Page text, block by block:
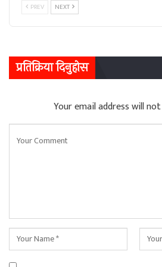
PREV NEXT
प्रतिक्रिया दिनुहोस
Your email address will